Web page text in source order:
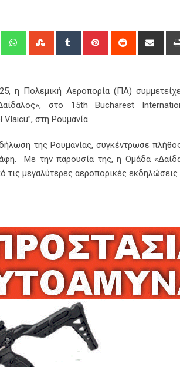
LinkedIn WhatsappStumbleUpon
Tumblr Pinterest Reddit
Share
η Πολεμική Αεροπορία (ΠΑ)
στο 15th Bucharest
στη Ρουμανία.
της Ρουμανίας, συγκέντρωσε
Με την παρουσία της, η Ομάδα
τις μεγαλύτερες αεροπορικές